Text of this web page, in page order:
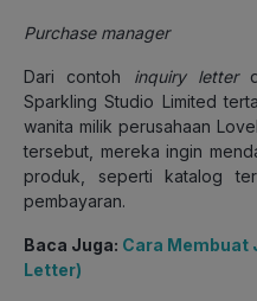
Purchase manager
Dari contoh inquiry letter
Sparkling Studio Limited
wanita milik perusahaan
tersebut, mereka ingin
produk, seperti katalog
pembayaran.
Baca Juga: Cara Membuat
Letter)